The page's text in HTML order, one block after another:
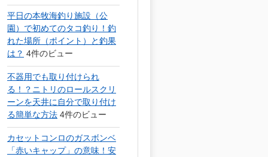
平日の本牧海釣り施設（公
園）で初めてのタコ釣り！釣
れた場所（ポイント）と釣果
は？ 4件のビュー
不器用でも取り付けられ
る！？ニトリのロールスクリ
ーンを天井に自分で取り付け
る簡単な方法 4件のビュー
カセットコンロのガスボンベ
「赤いキャップ」の意味！安